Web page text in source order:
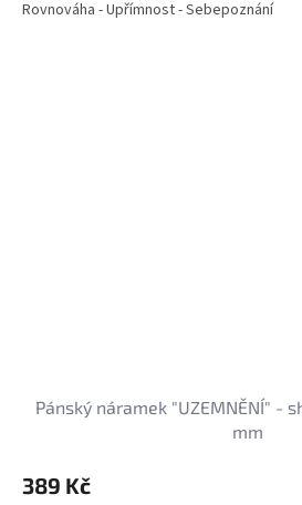
Rovnováha - Upřímnost - Sebepoznání
Pánský náramek "UZEMNĚNÍ" -
mm
389 Kč